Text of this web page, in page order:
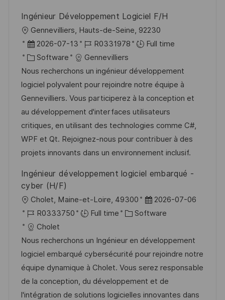
e
Ingénieur Développement Logiciel F/H
L
o
c
a
t
i
o
n
Gennevilliers, Hauts-de-Seine, 92230
P
o
s
t
e
d
D
a
t
2026-07-13
J
o
b
I
d
R0331978
Full time
C
a
t
e
g
o
r
y
Software
Gennevilliers
Nous recherchons un ingénieur développement
logiciel polyvalent pour rejoindre notre équipe à
Gennevilliers. Vous participerez à la conception et
au développement d'interfaces utilisateurs
critiques, en utilisant des technologies comme C#,
WPF et Qt. Rejoignez-nous pour contribuer à des
projets innovants dans un environnement inclusif.
Ingénieur développement logiciel embarqué -
cyber (H/F)
L
o
c
a
t
i
o
n
Cholet, Maine-et-Loire, 49300
P
o
t
e
d
D
a
2026-07-06
J
o
b
I
d
R0333750 Full time
C
t
e
g
o
r
Software
Cholet
Nous recherchons un Ingénieur en développement
logiciel embarqué cybersécurité pour rejoindre notre
équipe dynamique à Cholet. Vous serez responsable
de la conception, du développement et de
l'intégration de solutions logicielles innovantes dans